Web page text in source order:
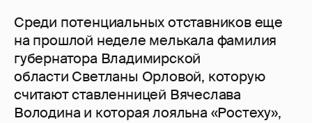
Среди потенциальных отставников еще
на прошлой неделе мелькала фамилия
губернатора Владимирской
области Светланы Орловой, которую
считают ставленницей Вячеслава
Володина и которая лояльна «Ростеху»,